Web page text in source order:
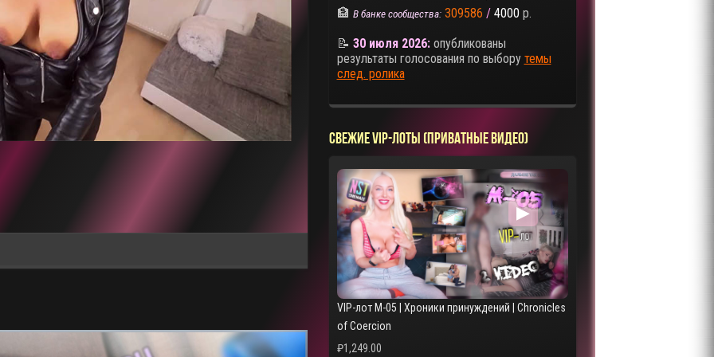
🏦 В банке сообщества: 309586 / 4000 р.
📝 30 июля 2026:опубликованы
результаты голосования по выбору темы
след. ролика
СВЕЖИЕ VIP-ЛОТЫ (ПРИВАТНЫЕ ВИДЕО)
▶
VIP-лот M-05 | Хроники принуждений | Chronicles
of Coercion
₽1,249.00